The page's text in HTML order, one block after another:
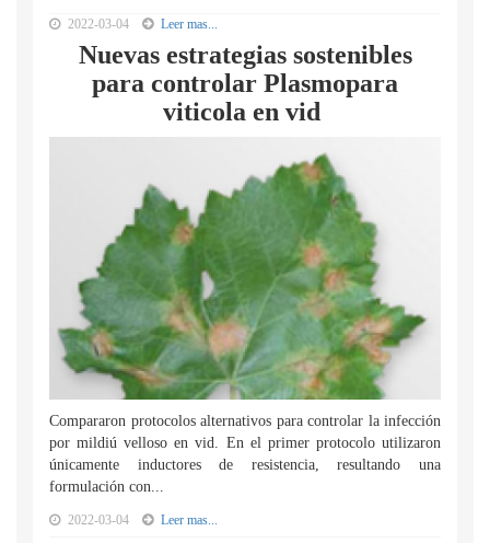
2022-03-04 Leer mas...
Nuevas estrategias sostenibles
para controlar Plasmopara
viticola en vid
Compararon protocolos alternativos para controlar la infección
por mildiú velloso en vid. En el primer protocolo utilizaron
únicamente inductores de resistencia, resultando una
formulación con...
2022-03-04 Leer mas...